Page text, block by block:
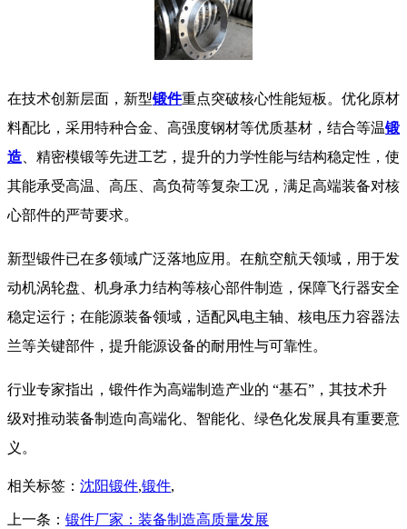
在技术创新层面，新型锻件重点突破核心性能短板。优化原材
料配比，采用特种合金、高强度钢材等优质基材，结合等温锻
造 、精密模锻等先进工艺，提升的力学性能与结构稳定性，使
其能承受高温、高压、高负荷等复杂工况，满足高端装备对核
心部件的严苛要求。
​新型锻件已在多领域广泛落地应用。在航空航天领域，用于发
动机涡轮盘、机身承力结构等核心部件制造，保障飞行器安全
稳定运行；在能源装备领域，适配风电主轴、核电压力容器法
兰等关键部件，提升能源设备的耐用性与可靠性。
​ 行业专家指出，锻件作为高端制造产业的 “基石”，其技术升
级对推动装备制造向高端化、智能化、绿色化发展具有重要意
义。
相关标签： 沈阳锻件,锻件,
上一条： 锻件厂家：装备制造高质量发展